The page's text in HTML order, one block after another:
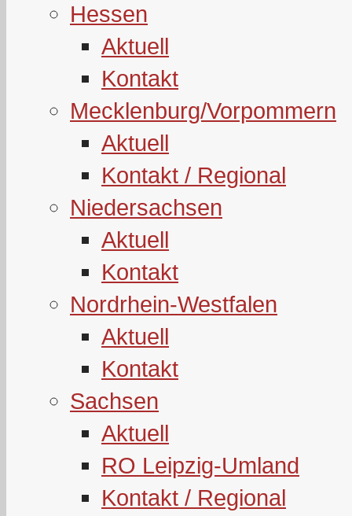
Hessen
Aktuell
Kontakt
Mecklenburg/Vorpommern
Aktuell
Kontakt / Regional
Niedersachsen
Aktuell
Kontakt
Nordrhein-Westfalen
Aktuell
Kontakt
Sachsen
Aktuell
RO Leipzig-Umland
Kontakt / Regional